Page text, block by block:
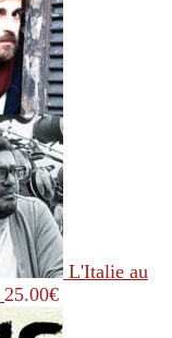
L'Italie au
25.00€